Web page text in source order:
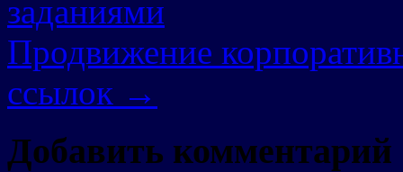
заданиями
Продвижение
ссылок →
Добавить комментарий